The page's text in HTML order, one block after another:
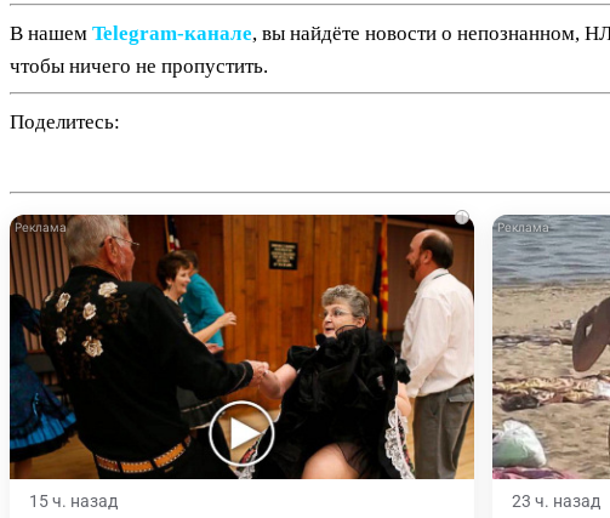
В нашем Telegram‑канале, вы найдёте новости о непознанном,
чтобы ничего не пропустить.
Поделитесь:
i
15 ч. назад 23 ч. назад